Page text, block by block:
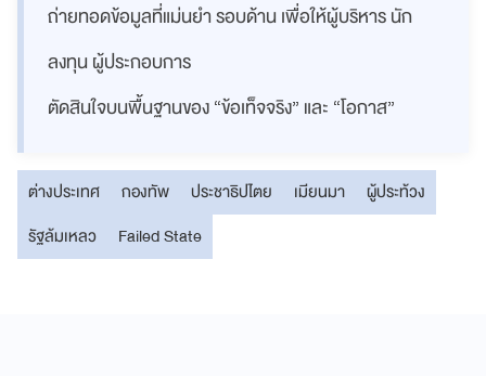
ถ่ายทอดข้อมูลที่แม่นยำ รอบด้าน เพื่อให้ผู้บริหาร นัก
ลงทุน ผู้ประกอบการ
ตัดสินใจบนพื้นฐานของ “ข้อเท็จจริง” และ “โอกาส”
ต่างประเทศ กองทัพ ประชาธิปไตย เมียนมา
ผู้ประท้วง
รัฐล้มเหลว
Failed State